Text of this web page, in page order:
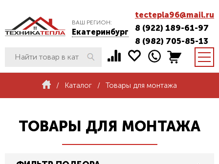
ВАШ РЕГИОН:
Екатеринбург
tectepla96@mail.ru
8 (922) 189-61-97
8 (982) 705-85-13
/ Каталог / Товары для монтажа
ТОВАРЫ ДЛЯ МОНТАЖА